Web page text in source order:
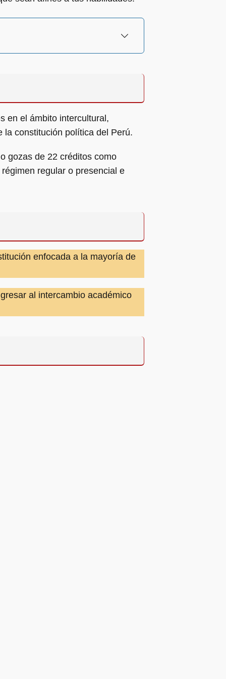
en el ámbito intercultural,
la constitución política del Perú.
gozas de 22 créditos como
regular o presencial e
enfocada a la mayoría de
al intercambio académico